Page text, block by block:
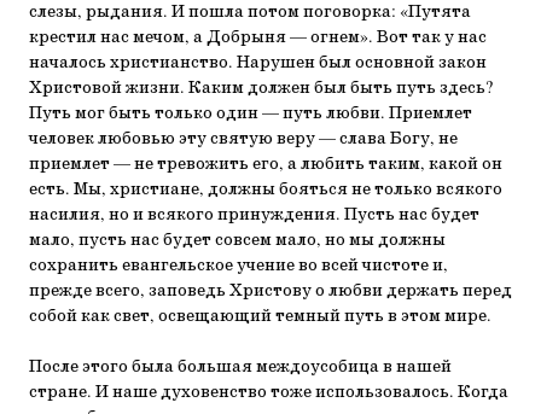
слезы, рыдания. И пошла потом поговорка: «Путята
крестил нас мечом, а Добрыня — огнем». Вот так у нас
началось христианство. Нарушен был основной закон
Христовой жизни. Каким должен был быть путь здесь?
Путь мог быть только один — путь любви. Приемлет
человек любовью эту святую веру — слава Богу, не
приемлет — не тревожить его, а любить таким, какой он
есть. Мы, христиане, должны бояться не только всякого
насилия, но и всякого принуждения. Пусть нас будет
мало, пусть нас будет совсем мало, но мы должны
сохранить евангельское учение во всей чистоте и,
прежде всего, заповедь Христову о любви держать перед
собой как свет, освещающий темный путь в этом мире.
После этого была большая междоусобица в нашей
стране. И наше духовенство тоже использовалось. Когда